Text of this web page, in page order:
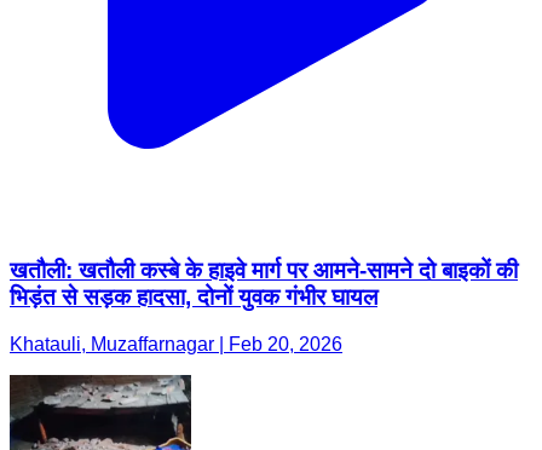
खतौली: खतौली कस्बे के हाइवे मार्ग पर आमने-सामने दो बाइकों की
भिड़ंत से सड़क हादसा, दोनों युवक गंभीर घायल
Khatauli, Muzaffarnagar | Feb 20, 2026